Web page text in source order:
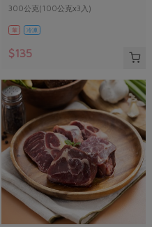
300公克(100公克x3入)
葷 冷凍
$135